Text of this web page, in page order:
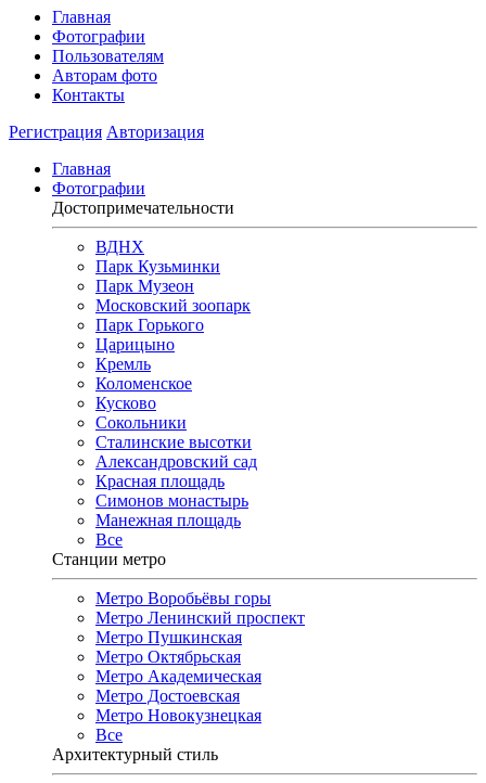
Главная
Фотографии
Пользователям
Авторам фото
Контакты
Регистрация Авторизация
Главная
Фотографии
Достопримечательности
ВДНХ
Парк Кузьминки
Парк Музеон
Московский зоопарк
Парк Горького
Царицыно
Кремль
Коломенское
Кусково
Сокольники
Сталинские высотки
Александровский сад
Красная площадь
Симонов монастырь
Манежная площадь
Все
Станции метро
Метро Воробьёвы горы
Метро Ленинский проспект
Метро Пушкинская
Метро Октябрьская
Метро Академическая
Метро Достоевская
Метро Новокузнецкая
Все
Архитектурный стиль